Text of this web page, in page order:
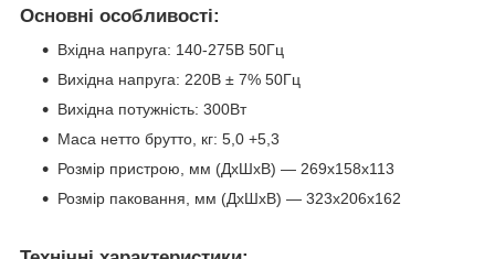
Основні особливості:
Вхідна напруга: 140-275В 50Гц
Вихідна напруга: 220В ± 7% 50Гц
Вихідна потужність: 300Вт
Маса нетто брутто, кг: 5,0 +5,3
Розмір пристрою, мм (ДхШхВ) — 269х158х113
Розмір паковання, мм (ДхШхВ) — 323х206х162